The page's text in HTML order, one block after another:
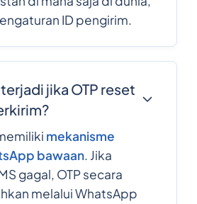
ID pengirim.
jika OTP reset
mekanisme
bawaan. Jika
gagal, OTP secara
melalui WhatsApp